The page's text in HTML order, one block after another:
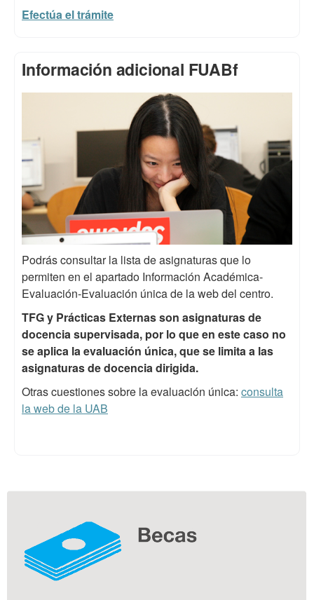
Efectúa el trámite
Información adicional FUABf
Podrás consultar la lista de asignaturas que lo
permiten en el apartado Información Académica-
Evaluación-Evaluación única de la web del centro.
TFG y Prácticas Externas son asignaturas de
docencia supervisada, por lo que en este caso no
se aplica la evaluación única, que se limita a las
asignaturas de docencia dirigida.
Otras cuestiones sobre la evaluación única: consulta
la web de la UAB
Información
complementaria